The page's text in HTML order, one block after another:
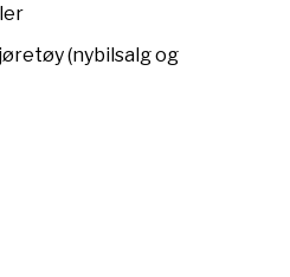
(nybilsalg og